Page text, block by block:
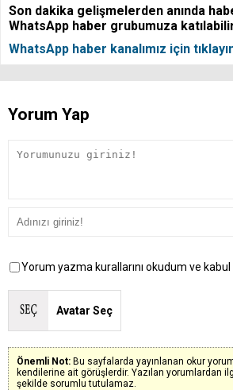
Son dakika gelişmelerden anında
WhatsApp haber grubumuza
WhatsApp haber kanalımız için
Yorum Yap
Yorum yazma kurallarını okudum ve kabul
Avatar Seç
Önemli Not: Bu sayfalarda yayınlanan okur
kendilerine ait görüşlerdir. Yazılan yorumlardan
şekilde sorumlu tutulamaz.